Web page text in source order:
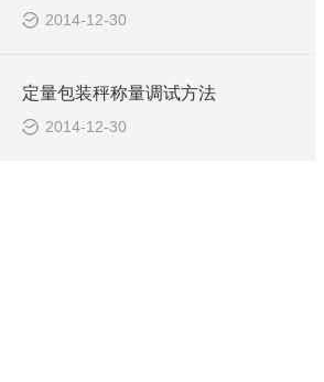
2014-12-30
定量包装秤称量调试方法
2014-12-30